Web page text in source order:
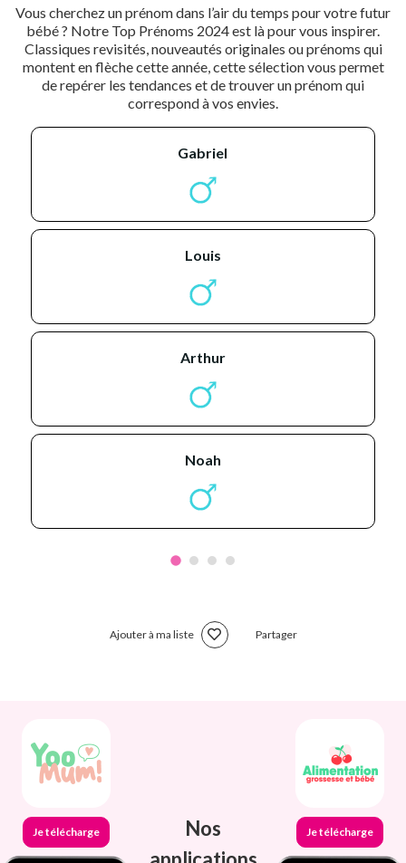
Vous cherchez un prénom dans l’air du temps pour votre futur
bébé ? Notre Top Prénoms 2024 est là pour vous inspirer.
Classiques revisités, nouveautés originales ou prénoms qui
montent en flèche cette année, cette sélection vous permet
de repérer les tendances et de trouver un prénom qui
correspond à vos envies.
gabriel
louis
arthur
noah
Ajouter à ma liste Partager
Je télécharge
Nos
Je télécharge